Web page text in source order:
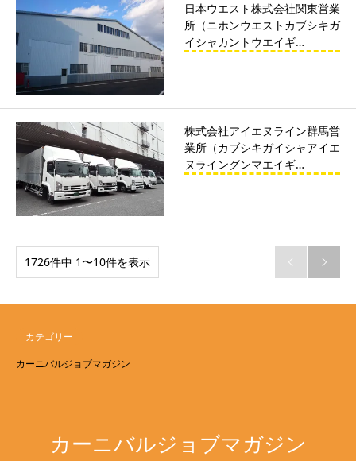
日本ウエスト株式会社関東営業
所（ニホンウエストカブシキガ
イシャカントウエイギ…
株式会社アイエヌライン群馬営
業所（カブシキガイシャアイエ
ヌライングンマエイギ…
1726件中 1〜10件を表示  
カテゴリー
カーニバルジョブマガジン
カーニバルジョブマガジン